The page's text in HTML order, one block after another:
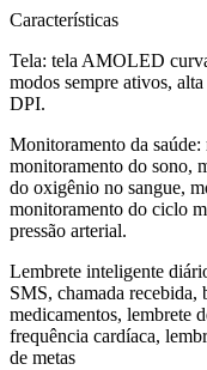
Características
Tela: tela AMOLED
modos sempre ativos,
DPI.
Monitoramento da
monitoramento do sono,
do oxigênio no sangue,
monitoramento do ciclo
pressão arterial.
Lembrete inteligente
SMS, chamada recebida,
medicamentos, lembrete
frequência cardíaca,
de metas